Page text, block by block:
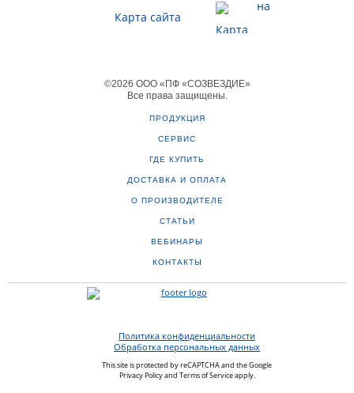
Карта сайта
©2026 ООО «ПФ «СОЗВЕЗДИЕ»
Все права защищены.
ПРОДУКЦИЯ
СЕРВИС
ГДЕ КУПИТЬ
ДОСТАВКА И ОПЛАТА
О ПРОИЗВОДИТЕЛЕ
СТАТЬИ
ВЕБИНАРЫ
КОНТАКТЫ
Политика конфиденциальности
Обработка персональных данных
This site is protected by reCAPTCHA and the Google
Privacy Policyand Terms of Serviceapply.